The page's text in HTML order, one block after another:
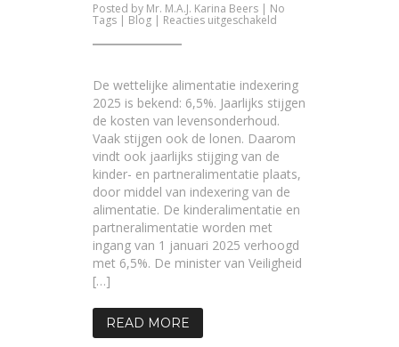
Posted by Mr. M.A.J. Karina Beers | No
Tags | Blog | Reacties uitgeschakeld
De wettelijke alimentatie indexering
2025 is bekend: 6,5%. Jaarlijks stijgen
de kosten van levensonderhoud.
Vaak stijgen ook de lonen. Daarom
vindt ook jaarlijks stijging van de
kinder- en partneralimentatie plaats,
door middel van indexering van de
alimentatie. De kinderalimentatie en
partneralimentatie worden met
ingang van 1 januari 2025 verhoogd
met 6,5%. De minister van Veiligheid
[…]
READ MORE